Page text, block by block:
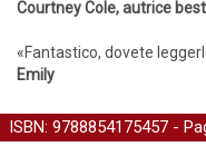
Courtney Cole, autrice
«Fantastico, dovete
Emily
ISBN: 9788854175457 -